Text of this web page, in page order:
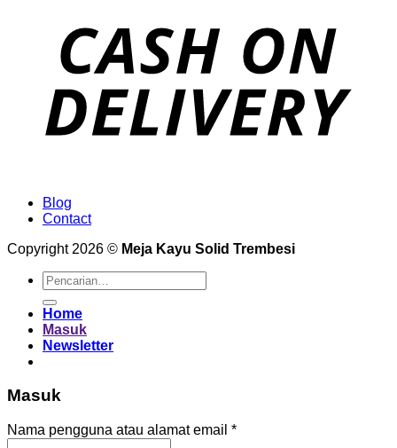
Blog
Contact
Copyright 2026 © Meja Kayu Solid Trembesi
Pencarian
untuk:
Home
Masuk
Newsletter
Masuk
Nama pengguna atau alamat email *Wajib